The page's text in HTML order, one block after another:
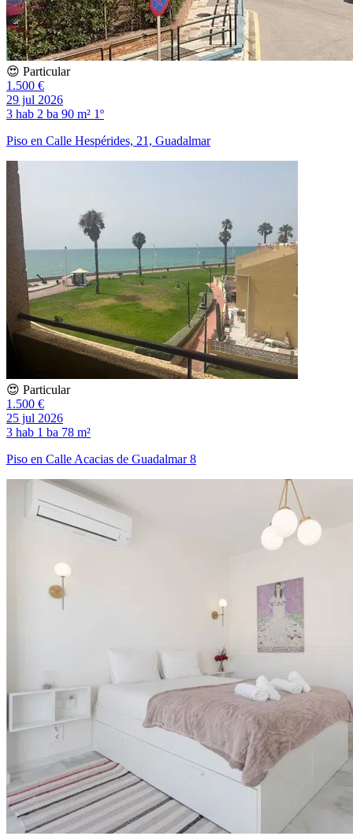
😍 Particular
1.500 €
29 jul 2026
3 hab 2 ba 90 m² 1º
Piso en Calle Hespérides, 21, Guadalmar
😍 Particular
1.500 €
25 jul 2026
3 hab 1 ba 78 m²
Piso en Calle Acacias de Guadalmar 8